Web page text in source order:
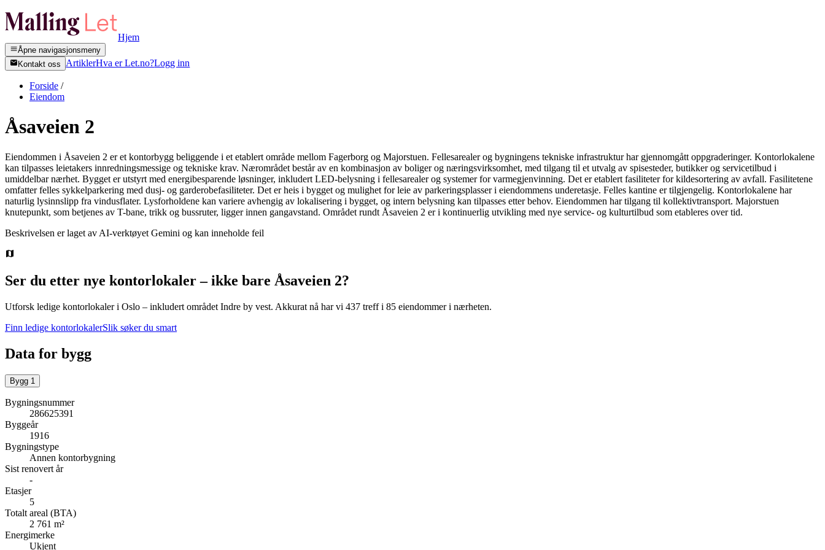
Hjem
Åpne navigasjonsmeny
Kontakt oss
ArtiklerHva er Let.no?Logg inn
Forside /
Eiendom
Åsaveien 2
Eiendommen i Åsaveien 2 er et kontorbygg beliggende i et etablert område mellom Fagerborg og Majorstuen. Fellesarealer og bygningens tekniske infrastruktur har gjennomgått oppgraderinger. Kontorlokalene
kan tilpasses leietakers innredningsmessige og tekniske krav. Nærområdet består av en kombinasjon av boliger og næringsvirksomhet, med tilgang til et utvalg av spisesteder, butikker og servicetilbud i
umiddelbar nærhet. Bygget er utstyrt med energibesparende løsninger, inkludert LED-belysning i fellesarealer og systemer for varmegjenvinning. Det er etablert fasiliteter for kildesortering av avfall. Fasilitetene
omfatter felles sykkelparkering med dusj- og garderobefasiliteter. Det er heis i bygget og mulighet for leie av parkeringsplasser i eiendommens underetasje. Felles kantine er tilgjengelig. Kontorlokalene har
naturlig lysinnslipp fra vindusflater. Lysforholdene kan variere avhengig av lokalisering i bygget, og intern belysning kan tilpasses etter behov. Eiendommen har tilgang til kollektivtransport. Majorstuen
knutepunkt, som betjenes av T-bane, trikk og bussruter, ligger innen gangavstand. Området rundt Åsaveien 2 er i kontinuerlig utvikling med nye service- og kulturtilbud som etableres over tid.
Beskrivelsen er laget av AI-verktøyet Gemini og kan inneholde feil
Ser du etter nye kontorlokaler – ikke bare Åsaveien 2?
Utforsk ledige kontorlokaler i Oslo – inkludert området Indre by vest. Akkurat nå har vi 437 treff i 85 eiendommer i nærheten.
Finn ledige kontorlokalerSlik søker du smart
Data for bygg
Bygg 1
Bygningsnummer
286625391
Byggeår
1916
Bygningstype
Annen kontorbygning
Sist renovert år
-
Etasjer
5
Totalt areal (BTA)
2 761 m²
Energimerke
Ukjent